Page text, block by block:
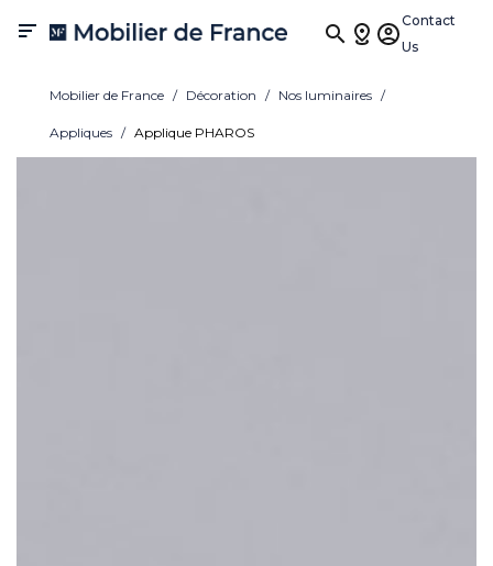

Contact
Us
Mobilier de France Décoration Nos luminaires
Appliques Applique PHAROS